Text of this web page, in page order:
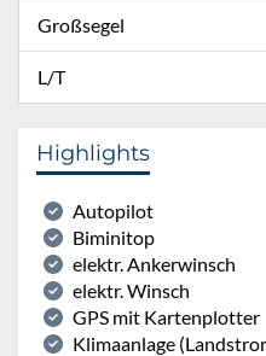
Großsegel
L/T
Highlights
Autopilot
Biminitop
elektr. Ankerwinsch
elektr. Winsch
GPS mit Kartenplotter
Klimaanlage